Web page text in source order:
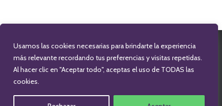
Usamos las cookies necesarias para brindarte la experiencia
más relevante recordando tus preferencias y visitas repetidas.
Al hacer clic en "Aceptar todo", aceptas el uso de TODAS las
cookies.
FACEBOOKTWITTERLINKEDIN
INFO@CAROLINAGARCIAABOGADA.COM
Hestia | Desarrollado por ThemeIsle